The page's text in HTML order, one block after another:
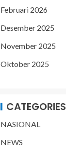
Februari 2026
Desember 2025
November 2025
Oktober 2025
CATEGORIES
NASIONAL
NEWS